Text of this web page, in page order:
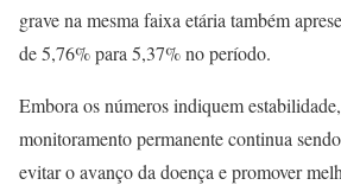
grave na mesma faixa etária também
de 5,76% para 5,37% no período.
Embora os números indiquem
monitoramento permanente continua
evitar o avanço da doença e promover